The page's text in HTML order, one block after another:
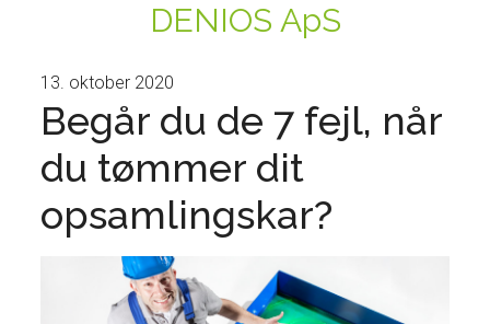
DENIOS ApS
13. oktober 2020
Begår du de 7 fejl, når
du tømmer dit
opsamlingskar?